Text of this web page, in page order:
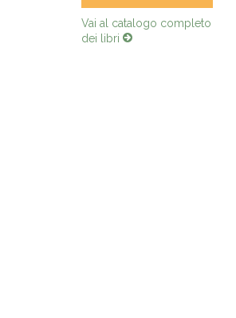
Vai al catalogo completo
dei libri